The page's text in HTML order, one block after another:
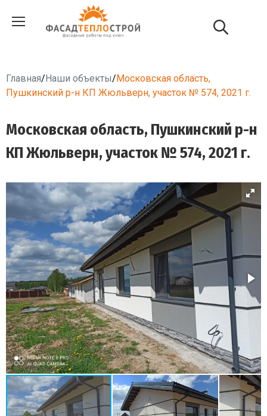
Главная/Наши объекты/Московская область,
Пушкинский р-н КП Жюльверн, участок № 574, 2021 г.
Московская область, Пушкинский р-н
КП Жюльверн, участок № 574, 2021 г.